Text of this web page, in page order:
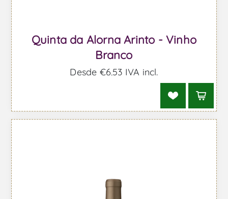
Quinta da Alorna Arinto - Vinho
Branco
Desde €6,53 IVA incl.